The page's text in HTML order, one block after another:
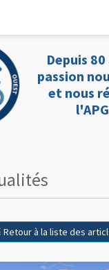
Depuis
passion
et nous
Retour à la liste des